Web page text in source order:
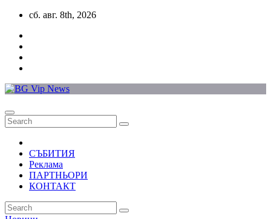
Skip
content
сб. авг. 8th, 2026
СЪБИТИЯ
Реклама
ПАРТНЬОРИ
КОНТАКТ